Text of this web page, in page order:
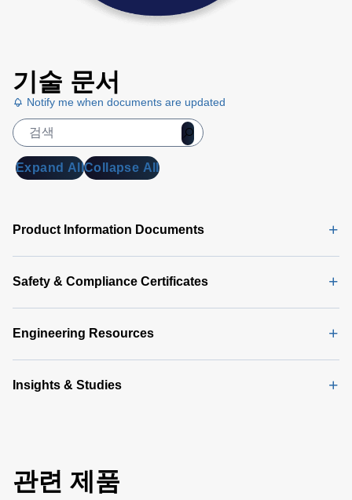
기술 문서
Notify me when documents are updated
Expand AllCollapse All
Product Information Documents
Safety & Compliance Certificates
Engineering Resources
Insights & Studies
관련 제품